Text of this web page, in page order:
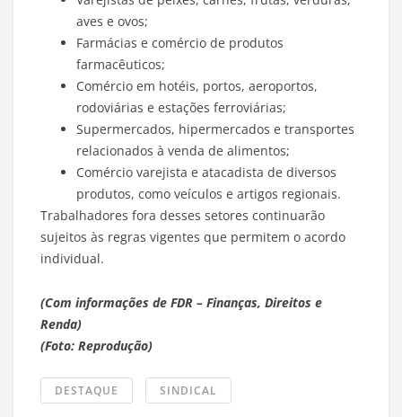
aves e ovos;
Farmácias e comércio de produtos
farmacêuticos;
Comércio em hotéis, portos, aeroportos,
rodoviárias e estações ferroviárias;
Supermercados, hipermercados e transportes
relacionados à venda de alimentos;
Comércio varejista e atacadista de diversos
produtos, como veículos e artigos regionais.
Trabalhadores fora desses setores continuarão
sujeitos às regras vigentes que permitem o acordo
individual.
(Com informações de FDR – Finanças, Direitos e
Renda)
(Foto: Reprodução)
DESTAQUE SINDICAL